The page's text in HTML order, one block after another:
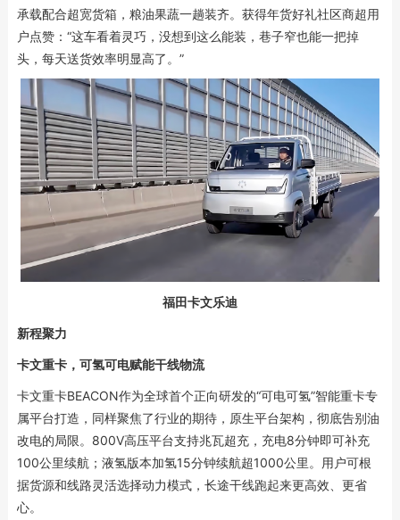
承载配合超宽货箱，粮油果蔬一趟装齐。获得年货好礼社区商超用
户点赞：“这车看着灵巧，没想到这么能装，巷子窄也能一把掉
头，每天送货效率明显高了。”
福田卡文乐迪
新程聚力
卡文重卡，可氢可电赋能干线物流
卡文重卡BEACON作为全球首个正向研发的“可电可氢”智能重卡专
属平台打造，同样聚焦了行业的期待，原生平台架构，彻底告别油
改电的局限。800V高压平台支持兆瓦超充，充电8分钟即可补充
100公里续航；液氢版本加氢15分钟续航超1000公里。用户可根
据货源和线路灵活选择动力模式，长途干线跑起来更高效、更省
心。